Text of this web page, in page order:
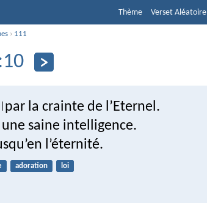
Thème Verset Aléatoire
› 111
par la crainte de l’Eternel.
une saine intelligence.
l’éternité.
adoration loi